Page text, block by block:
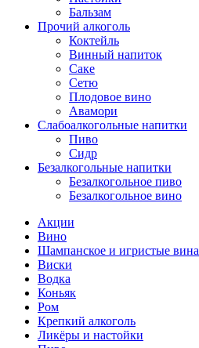
Бальзам
Прочий алкоголь
Коктейль
Винный напиток
Саке
Сетю
Плодовое вино
Авамори
Слабоалкогольные напитки
Пиво
Сидр
Безалкогольные напитки
Безалкогольное пиво
Безалкогольное вино
Акции
Вино
Шампанское и игристые вина
Виски
Водка
Коньяк
Ром
Крепкий алкоголь
Ликёры и настойки